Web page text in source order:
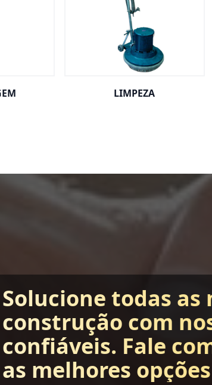
LIMPEZA
Solucione todas as
construção com
confiáveis. Fale
as melhores